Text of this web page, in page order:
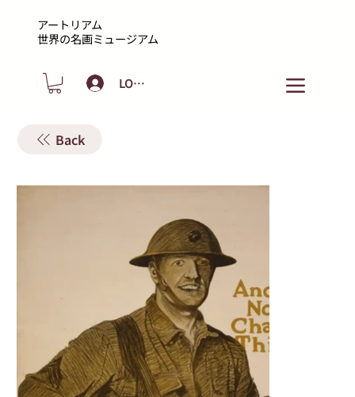
アートリアム
​世界の名画ミュージアム
LOGIN
Back